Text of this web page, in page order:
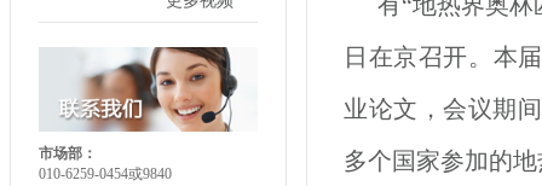
市场部：
010-6259-0454或9840
日在京召开。本
业论文，会议期
多个国家参加的